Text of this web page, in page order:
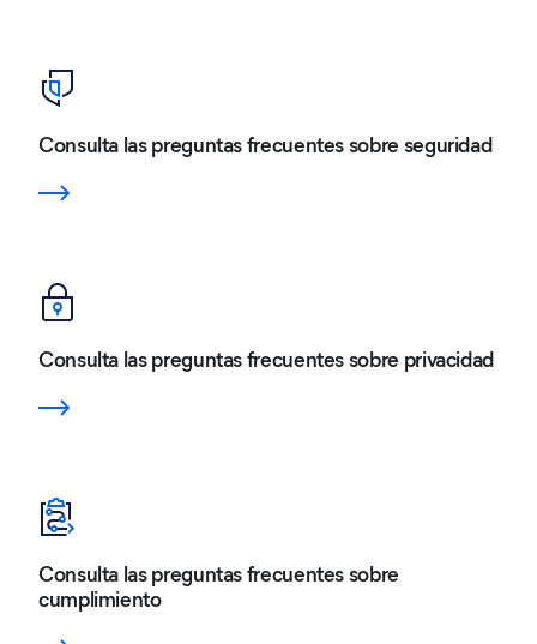
Consulta las preguntas frecuentes sobre seguridad
Consulta las preguntas frecuentes sobre privacidad
Consulta las preguntas frecuentes sobre
cumplimiento